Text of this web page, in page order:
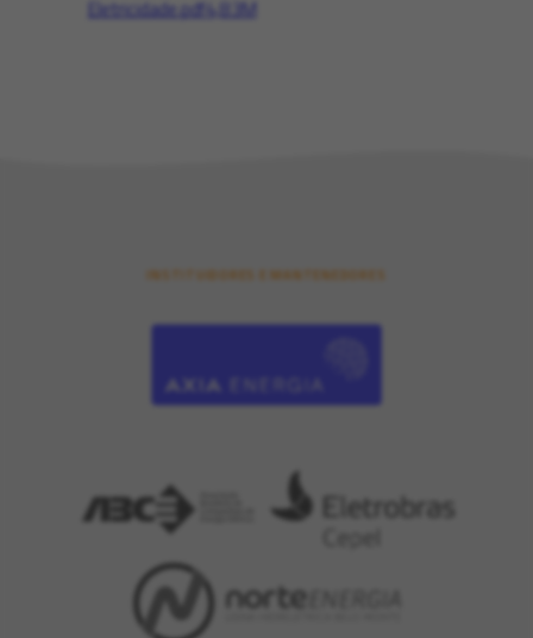
Eletricidade.pdf 4,83M
INSTITUIDORES E MANTENEDORES